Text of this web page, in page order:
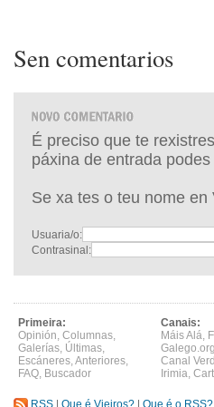
Sen comentarios
É preciso que te
páxina de entrada
Se xa tes o teu nome
Usuaria/o:
Contrasinal:
Primeira:
Opinión, Columnas,
Galerías, Últimas,
Escáneres,Anteriores,
FAQ, Buscador
Canais:
Máis Alá,
Galego.org
Canal
Irimia,
RSS Que é Vieiros? Que é o RSS?